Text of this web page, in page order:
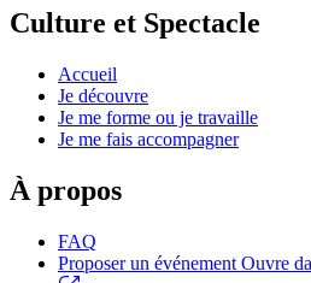
Culture et Spectacle
Accueil
Je découvre
Je me forme ou je travaille
Je me fais accompagner
À propos
FAQ
Proposer un événement Ouvre